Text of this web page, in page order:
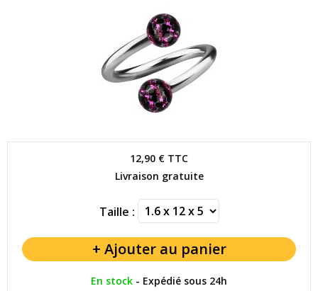
12,90 € TTC
Livraison gratuite
Taille :
En stock - Expédié sous 24h